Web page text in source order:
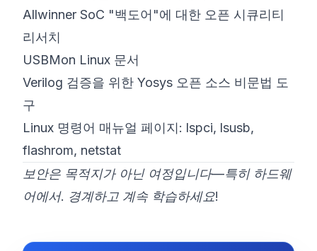
Allwinner SoC "백도어"에 대한 오픈 시큐리티
리서치
USBMon Linux 문서
Verilog 검증을 위한 Yosys 오픈 소스 비문법 도
구
Linux 명령어 매뉴얼 페이지: lspci, lsusb,
flashrom, netstat
보안은 목적지가 아닌 여정입니다—특히 하드웨
어에서. 경계하고 계속 학습하세요!